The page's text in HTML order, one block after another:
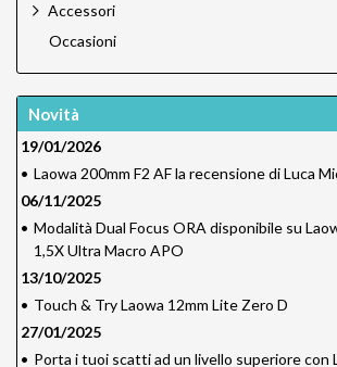
Accessori
Occasioni
Novità
19/01/2026
• Laowa 200mm F2 AF la recensione di Luca
06/11/2025
• Modalità Dual Focus ORA disponibile su
1,5X Ultra Macro APO
13/10/2025
• Touch & Try Laowa 12mm Lite Zero D
27/01/2025
• Porta i tuoi scatti ad un livello superiore con